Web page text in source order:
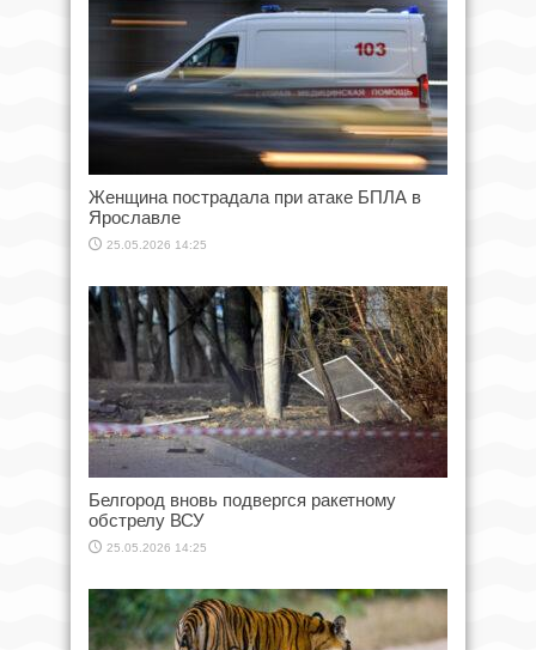
Женщина пострадала при атаке БПЛА в
Ярославле
25.05.2026 14:25
Белгород вновь подвергся ракетному
обстрелу ВСУ
25.05.2026 14:25